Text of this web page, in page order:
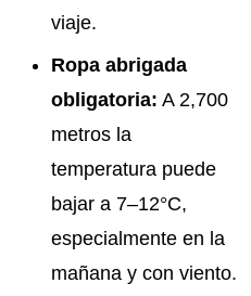
viaje.
Ropa abrigada
obligatoria: A 2,700
metros la
temperatura puede
bajar a 7–12°C,
especialmente en la
mañana y con viento.